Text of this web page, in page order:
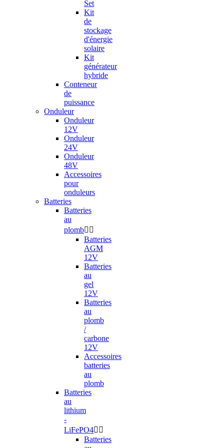
Set
Kit
de
stockage
d'énergie
solaire
Kit
générateur
hybride
Conteneur
de
puissance
Onduleur
Onduleur
12V
Onduleur
24V
Onduleur
48V
Accessoires
pour
onduleurs
Batteries
Batteries
au
plomb 
Batteries
AGM
12V
Batteries
au
gel
12V
Batteries
au
plomb
/
carbone
12V
Accessoires
batteries
au
plomb
Batteries
au
lithium
-
LiFePO4 
Batteries